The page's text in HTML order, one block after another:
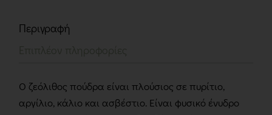
Περιγραφή
Ο ζεόλιθος πούδρα είναι πλούσιος σε πυρίτιο,
αργίλιο, κάλιο και ασβέστιο. Είναι φυσικό ένυδρο